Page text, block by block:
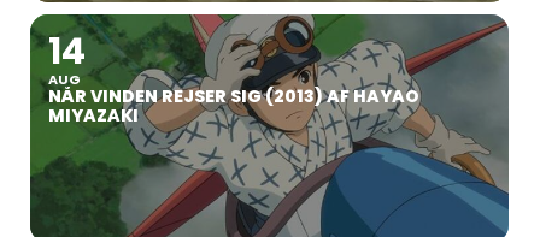
14
AUG
NÅR VINDEN REJSER SIG (2013) AF HAYAO
MIYAZAKI